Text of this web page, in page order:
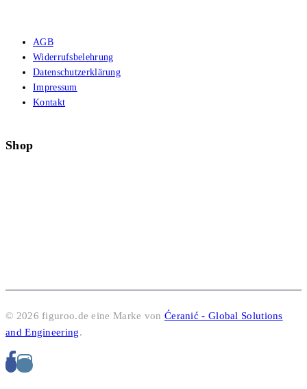
AGB
Widerrufsbelehrung
Datenschutzerklärung
Impressum
Kontakt
Shop
© 2026 figuroo.de eine Marke von Ćeranić - Global Solutions
and Engineering.